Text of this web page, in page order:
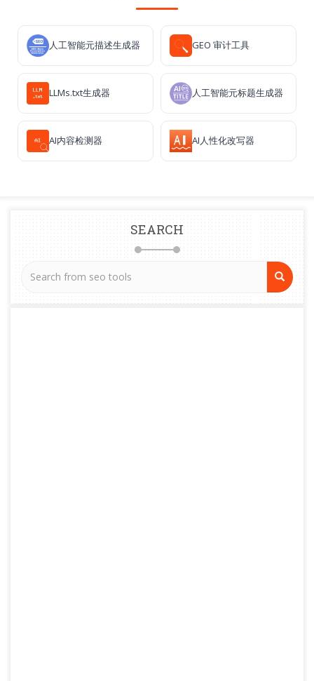
人工智能元描述生成器 GEO 审计工具
LLMs.txt生成器 人工智能元标题生成器
AI内容检测器 AI人性化改写器
SEARCH